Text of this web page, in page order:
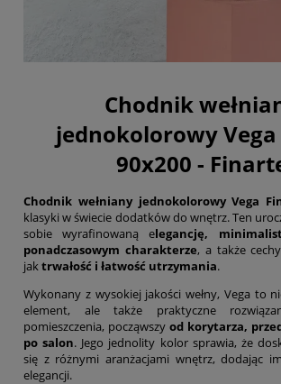
Chodnik
jednokolorowy Vega
90x200 -
Chodnik wełniany jednokolorowy Vega
klasyki w świecie dodatków do wnętrz. Ten
sobie wyrafinowaną elegancję,
ponadczasowym charakterze, a także
jaktrwałość i łatwość utrzymania.
Wykonany z wysokiej jakości wełny, Vega to
element, ale także praktyczne
pomieszczenia, począwszy od korytarza,
po salon. Jego jednolity kolor sprawia, że
się z różnymi aranżacjami wnętrz, dodając im
elegancji.